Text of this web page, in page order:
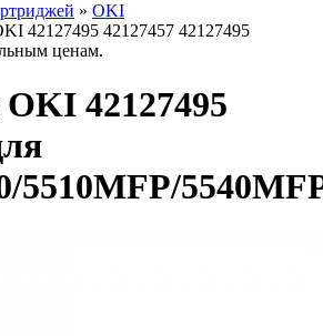
» OKI
42127495 42127457 42127495
ценам.
42127495
5510MFP/